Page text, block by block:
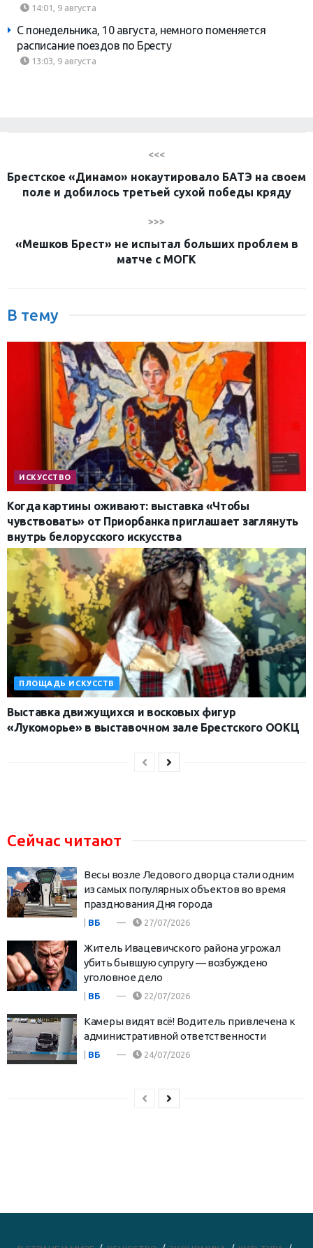
14:01, 9 августа
С понедельника, 10 августа, немного поменяется
расписание поездов по Бресту
13:03, 9 августа
<<<
Брестское «Динамо» нокаутировало БАТЭ на своем
поле и добилось третьей сухой победы кряду
>>>
«Мешков Брест» не испытал больших проблем в
матче с МОГК
В тему
ИСКУССТВО
Когда картины оживают: выставка «Чтобы
чувствовать» от Приорбанка приглашает заглянуть
внутрь белорусского искусства
ПЛОЩАДЬ ИСКУССТВ
Выставка движущихся и восковых фигур
«Лукоморье» в выставочном зале Брестского ООКЦ
Сейчас читают
Весы возле Ледового дворца стали одним
из самых популярных объектов во время
празднования Дня города
ВБ 27/07/2026
Житель Ивацевичского района угрожал
убить бывшую супругу — возбуждено
уголовное дело
ВБ 22/07/2026
Камеры видят всё! Водитель привлечена к
административной ответственности
ВБ 24/07/2026